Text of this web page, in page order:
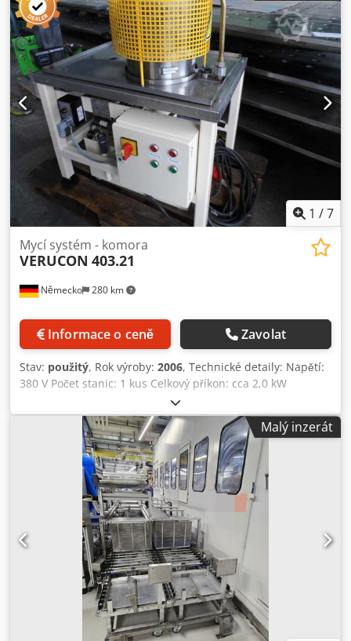
projekty údržby a správy zařízení Prohlídka / Nakládka:
Prohlídka je možná kdykoli po dohodě. Další fotografie a
detailní informace rádi zašleme na vyžádání. V případě
zájmu pomůžeme i s organizací nakládky a přepravy.
1 /7
Německo 280 km
Mycí systém - komora
VERUCON 403.21
Informace o ceně Zavolat
Stav: použitý, Rok výroby: 2006, Technické detaily: Napětí:
380 V Počet stanic: 1 kus Celkový příkon: cca 2,0 kW
Hmotnost stroje cca: 160 kg Rozměry stroje: 0,85 x 0,85 x
1,0 m Vibrační mísový podavač Mycí modul (vibrační
mísový podavač) s ohřevem - Lze použít pro čištění malých
dílů. - Průměr bubnu 300 mm, výška 150 mm. -
Automatické vyhazování pomocí šnekového vedení - Nádrž:
560x460x280mm, objem cca 60 litrů; s indikátorem
naplnění. - Vybavení: rotační odlučovač nečistot - Stůl:
800x600 mm; výška stolu 640 mm; sběrná vana 750x550
mm. - Šířka vodicí lišty cca 25 mm * Dcedpfx Ahou Nu Ims
Nok
Malý inzerát